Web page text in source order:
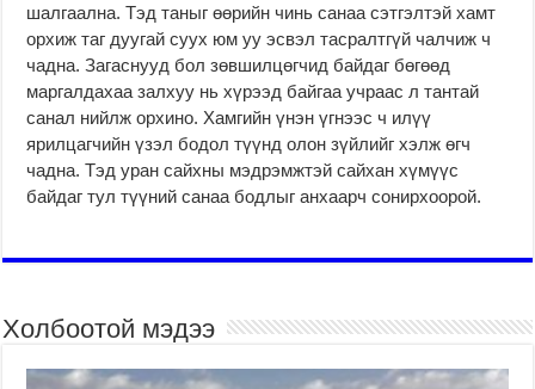
шалгаална. Тэд таныг өөрийн чинь санаа сэтгэлтэй хамт
орхиж таг дуугай суух юм уу эсвэл тасралтгүй чалчиж ч
чадна. Загаснууд бол зөвшилцөгчид байдаг бөгөөд
маргалдахаа залхуу нь хүрээд байгаа учраас л тантай
санал нийлж орхино. Хамгийн үнэн үгнээс ч илүү
ярилцагчийн үзэл бодол түүнд олон зүйлийг хэлж өгч
чадна. Тэд уран сайхны мэдрэмжтэй сайхан хүмүүс
байдаг тул түүний санаа бодлыг анхаарч сонирхоорой.
Холбоотой мэдээ